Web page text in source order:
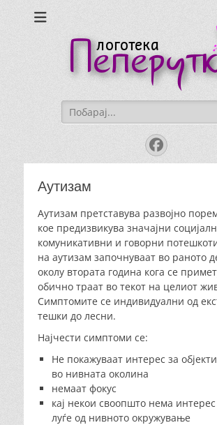
Search
for:
Аутизам
Аутизам претставува развојно
кое предизвикува значајни
комуникативни и говорни
на аутизам започнуваат во раното
околу втората година кога се
обично траат во текот на целиот
Симптомите се индивидуални од
тешки до лесни.
Најчести симптоми се:
Не покажуваат интерес за
во нивната околина
немаат фокус
кај некои своопшто нема интерес
луѓе од нивното окружување